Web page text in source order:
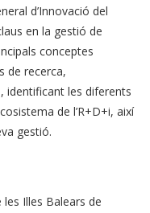
d’Innovació del
en la gestió de
conceptes
de recerca,
identificant les diferents
de l’R+D+i, així
gestió.
Illes Balears de